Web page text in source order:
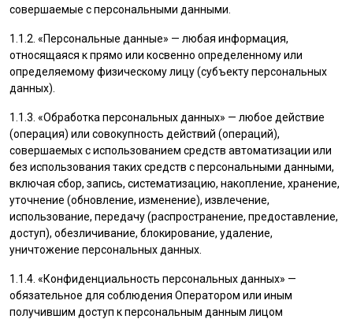
совершаемые с персональными данными.
1.1.2. «Персональные данные» — любая информация,
относящаяся к прямо или косвенно определенному или
определяемому физическому лицу (субъекту персональных
данных).
1.1.3. «Обработка персональных данных» — любое действие
(операция) или совокупность действий (операций),
совершаемых с использованием средств автоматизации или
без использования таких средств с персональными данными,
включая сбор, запись, систематизацию, накопление, хранение,
уточнение (обновление, изменение), извлечение,
использование, передачу (распространение, предоставление,
доступ), обезличивание, блокирование, удаление,
уничтожение персональных данных.
1.1.4. «Конфиденциальность персональных данных» —
обязательное для соблюдения Оператором или иным
получившим доступ к персональным данным лицом